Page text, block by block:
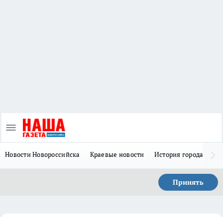
Новости Новороссийска Краевые новости История города Н
Принять